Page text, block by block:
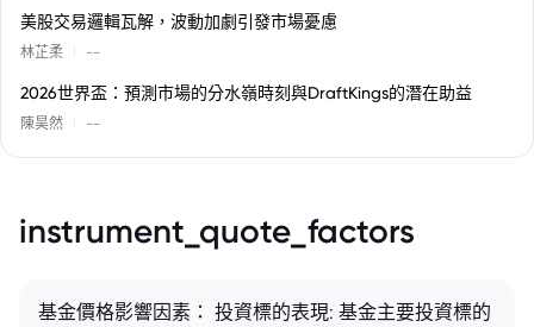
美股交易邏輯瓦解，波動加劇引發市場憂慮
林芷柔 --
2026世界盃：預測市場的分水嶺時刻與DraftKings的潛在助益
陳昊然 --
instrument_quote_factors
基金價格影響因素： 投資標的表現: 基金主要投資標的